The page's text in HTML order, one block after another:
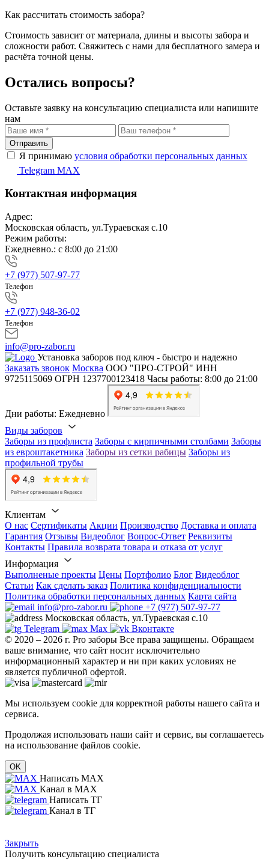
Как рассчитать стоимость забора?
Стоимость зависит от материала, длины и высоты забора и
сложности работ. Свяжитесь с нами для бесплатного замера и
расчёта точной цены.
Остались вопросы?
Оставьте заявку на консультацию специалиста или напишите
нам
Отправить
Я принимаю условия обработки персональных данных
Telegram MAX
Контактная информация
Адрес:
Московская область, ул.Тураевская с.10
Режим работы:
Ежедневно.: с 8:00 до 21:00
+7 (977) 507-97-77
Телефон
+7 (977) 948-36-02
Телефон
info@pro-zabor.ru
Установка заборов под ключ - быстро и надежно
Заказать звонок Москва ООО "ПРО-СТРОЙ" ИНН
9725115069 ОГРН 1237700123418 Часы работы: 8:00 до 21:00
Дни работы: Ежедневно
Виды заборов
Заборы из профлиста Заборы с кирпичными столбами Заборы
из евроштакетника Заборы из сетки рабицы Заборы из
профильной трубы
Клиентам
О нас Сертификаты Акции Производство Доставка и оплата
Гарантия Отзывы Видеоблог Вопрос-Ответ Реквизиты
Контакты Правила возврата товара и отказа от услуг
Информация
Выполненые проекты Цены Портфолио Блог Видеоблог
Статьи Как сделать заказ Политика конфиденциальности
Политика обработки персональных данных Карта сайта
info@pro-zabor.ru
+7 (977) 507-97-77
Московская область, ул.Тураевская с.10
Telegram
Max
Вконтакте
© 2020 – 2026 г. Pro заборы Все права защищены. Обращаем
ваше внимание, что сайт носит исключительно
информационный характер и ни при каких условиях не
является публичной офертой.
Мы используем cookie для корректной работы нашего сайта и
сервиса.
Продолжая использовать наши сайт и сервис, вы соглашаетесь
на использование файлов cookie.
OK
Написать MAX
Канал в MAX
Написать ТГ
Канал в ТГ
Закрыть
Получить консультацию специалиста